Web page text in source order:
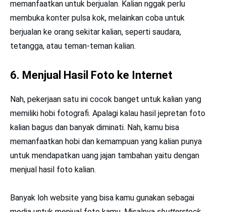
memanfaatkan untuk berjualan. Kalian nggak perlu
membuka konter pulsa kok, melainkan coba untuk
berjualan ke orang sekitar kalian, seperti saudara,
tetangga, atau teman-teman kalian.
6. Menjual Hasil Foto ke Internet
Nah, pekerjaan satu ini cocok banget untuk kalian yang
memiliki hobi fotografi. Apalagi kalau hasil jepretan foto
kalian bagus dan banyak diminati. Nah, kamu bisa
memanfaatkan hobi dan kemampuan yang kalian punya
untuk mendapatkan uang jajan tambahan yaitu dengan
menjual hasil foto kalian.
Banyak loh website yang bisa kamu gunakan sebagai